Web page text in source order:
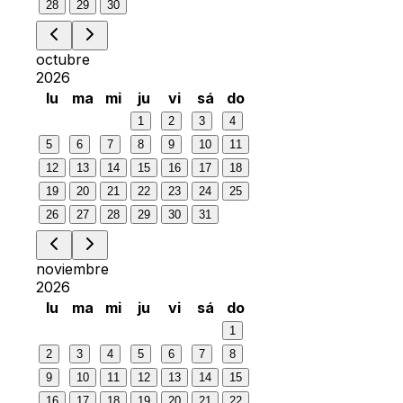
28
29 30
octubre
2026
lu
ma mi ju vi sá do
1 2 3
4
5
6 7 8 9 10
11
12
13 14 15 16 17
18
19
20 21 22 23 24
25
26
27 28 29 30 31
noviembre
2026
lu
ma mi ju vi sá do
1
2
3 4 5 6 7
8
9
10 11 12 13 14
15